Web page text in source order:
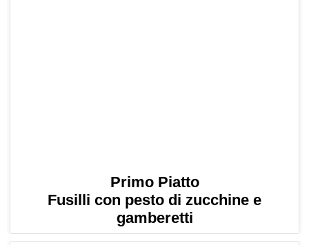
Primo Piatto
Fusilli con pesto di zucchine e
gamberetti